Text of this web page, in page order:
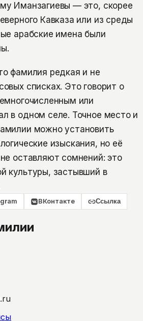
Иманзагиевы — это, скорее
Кавказа или из среды
арабские имена были
фамилия редкая и не
списках. Это говорит о
или
в одном селе. Точное место и
можно установить
изыскания, но её
оставляют сомнений: это
культуры, застывший в
ВКонтакте Ссылка